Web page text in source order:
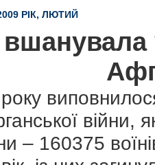
РІК, ЛЮТИЙ
вшанувала
– 160375